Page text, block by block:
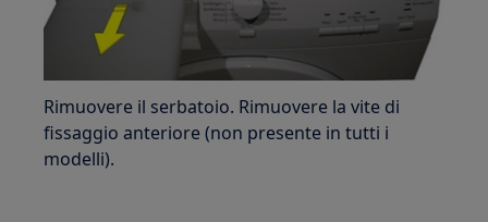
Rimuovere il serbatoio. Rimuovere la vite di
fissaggio anteriore (non presente in tutti i
modelli).